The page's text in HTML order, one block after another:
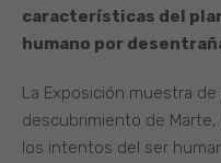
características del
humano por
La Exposición muestra
descubrimiento de
los intentos del ser